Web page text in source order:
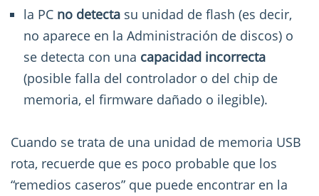
la PC no detecta su unidad de flash (es decir,
no aparece en la Administración de discos) o
se detecta con una capacidad incorrecta
(posible falla del controlador o del chip de
memoria, el firmware dañado o ilegible).
Cuando se trata de una unidad de memoria USB
rota, recuerde que es poco probable que los
“remedios caseros” que puede encontrar en la